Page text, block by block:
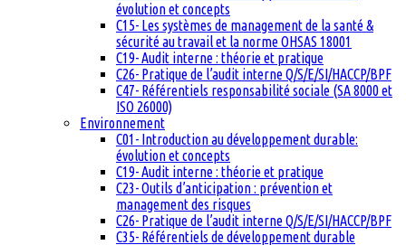
évolution et concepts
C15- Les systèmes de management de la santé &
sécurité au travail et la norme OHSAS 18001
C19- Audit interne : théorie et pratique
C26- Pratique de l’audit interne Q/S/E/SI/HACCP/BPF
C47- Référentiels responsabilité sociale (SA 8000 et
ISO 26000)
Environnement
C01- Introduction au développement durable:
évolution et concepts
C19- Audit interne : théorie et pratique
C23- Outils d’anticipation : prévention et
management des risques
C26- Pratique de l’audit interne Q/S/E/SI/HACCP/BPF
C35- Référentiels de développement durable